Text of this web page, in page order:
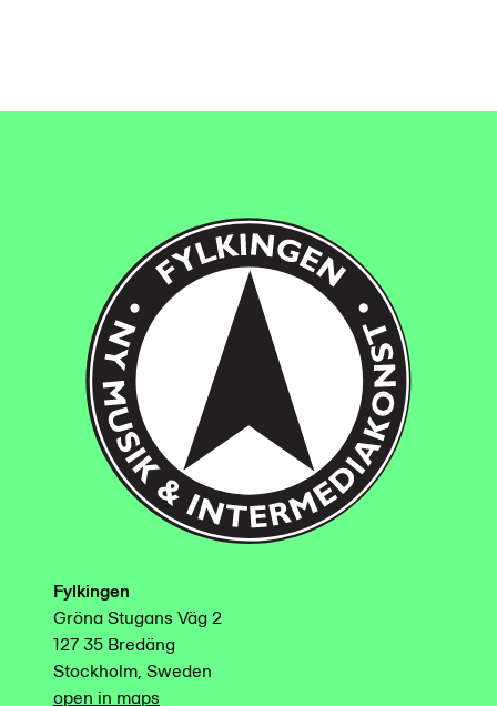
Fylkingen
Gröna Stugans Väg 2
127 35 Bredäng
Stockholm, Sweden
open in maps